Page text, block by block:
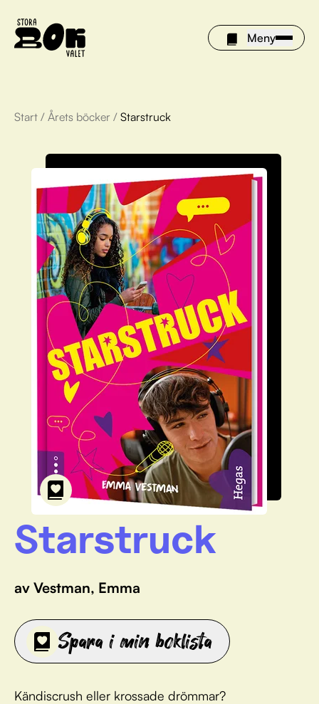
Meny
Årets böcker
Om Stora bokvalet
Olivia tipsar
Vinnare
FAQ
För bibliotek
Start / Årets böcker / Starstruck
Starstruck
av Vestman, Emma
Spara i min boklista
Kändiscrush eller krossade drömmar?